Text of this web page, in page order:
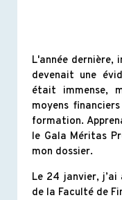
L'année dernière,
devenait une
était immense,
moyens
formation.
le Gala Méritas
mon dossier.
Le 24 janvier, j’ai
de la Faculté de